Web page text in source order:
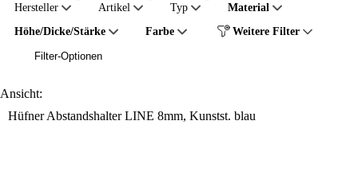
Hersteller
Artikel Typ
Material
Höhe/Dicke/Stärke
Farbe Weitere Filter
Filter-Optionen
Ansicht:
Hüfner Abstandshalter LINE 8mm, Kunstst. blau